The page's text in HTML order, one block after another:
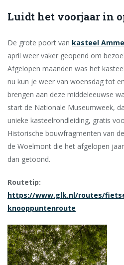
Luidt het voorjaar in
De grote poort van kasteel
april weer vaker geopend om
Afgelopen maanden was het
nu kun je weer van woensdag tot
brengen aan deze middeleeuwse
start de Nationale Museumweek,
unieke kasteelrondleiding, gratis
Historische bouwfragmenten van
de Woelmont die het afgelopen
dan getoond.
Routetip:
https://www.glk.nl/routes/
knooppuntenroute